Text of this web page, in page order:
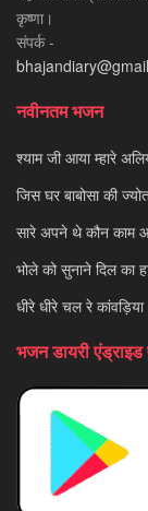
कृष्णा।
संपर्क -
नवीनतम भजन
श्याम जी आया म्हारे
जिस घर बाबोसा की
सारे अपने थे कौन काम
भोले को सुनाने दिल का
धीरे धीरे चल रे कांवड़िया
भजन डायरी एंड्राइड